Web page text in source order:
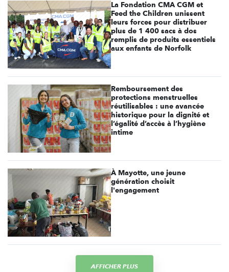
La Fondation CMA CGM et
Feed the Children unissent
leurs forces pour distribuer
plus de 1 400 sacs à dos
remplis de produits essentiels
aux enfants de Norfolk
Remboursement des
protections menstruelles
réutilisables : une avancée
historique pour la dignité et
l’égalité d’accès à l’hygiène
intime
À Mayotte, une jeune
génération choisit
l'engagement
AFFICHER PLUS